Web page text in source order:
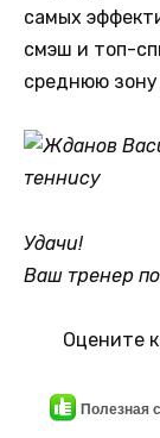
самых
смэш и топ-
среднюю зону
Удачи!
Ваш тренер
Оцените
Полезная